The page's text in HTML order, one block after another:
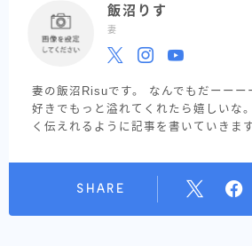
飯沼りす
妻
妻の飯沼Risuです。 なんでもだーーー
好きでもっと溢れてくれたら嬉しいな
く伝えれるように記事を書いていきます
SHARE